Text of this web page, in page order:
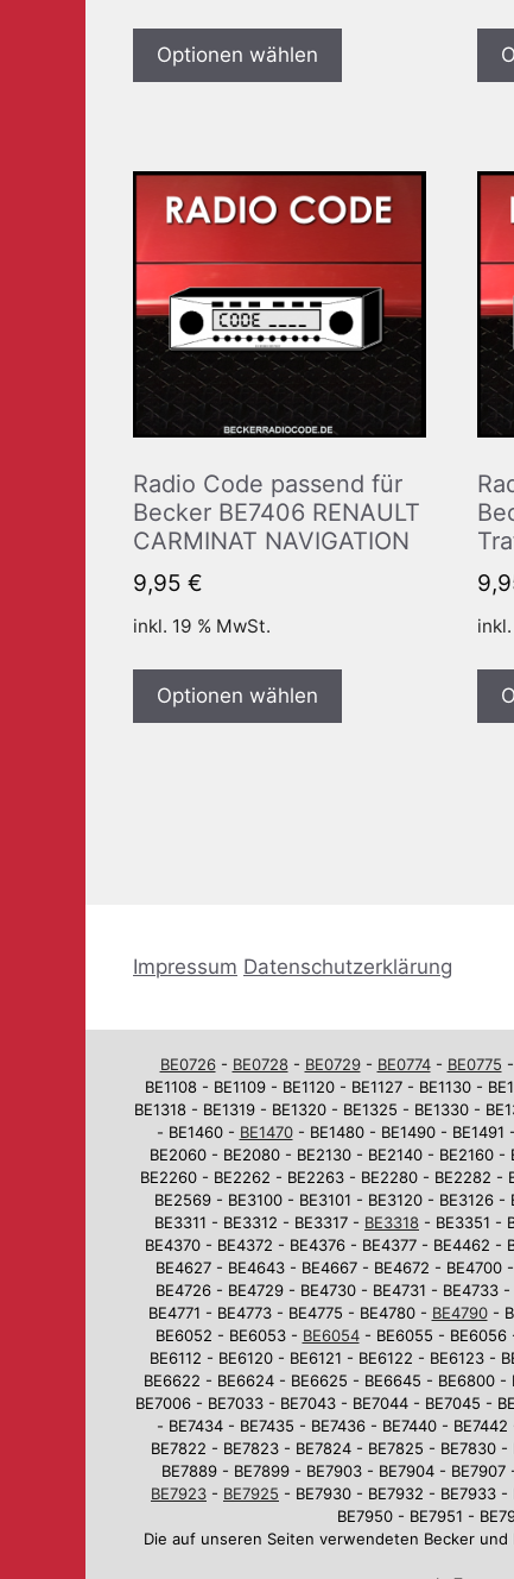
Optionen wählen
Radio Code passend für
Becker BE7406 RENAULT
CARMINAT NAVIGATION
9,95 €
inkl. 19 % MwSt.
Optionen wählen
Impressum Datenschutzerklärung
BE0726- BE0728- BE0729- BE0774- BE0775 -
BE1108 - BE1109 - BE1120 - BE1127 - BE1130 -
BE1318 - BE1319 - BE1320 - BE1325 - BE1330 -
- BE1460 - BE1470- BE1480 - BE1490 - BE1491
BE2060 - BE2080 - BE2130 - BE2140 - BE2160
BE2260 - BE2262 - BE2263 - BE2280 - BE2282
BE2569 - BE3100 - BE3101 - BE3120 - BE3126
BE3311 - BE3312 - BE3317 - BE3318 - BE3351 -
BE4370 - BE4372 - BE4376 - BE4377 - BE4462
BE4627 - BE4643 - BE4667 - BE4672 - BE4700
BE4726 - BE4729 - BE4730 - BE4731 - BE4733
BE4771 - BE4773 - BE4775 - BE4780 - BE4790-
BE6052 - BE6053 - BE6054- BE6055 - BE6056
BE6112 - BE6120 - BE6121 - BE6122 - BE6123
BE6622 - BE6624 - BE6625 - BE6645 - BE6800
BE7006 - BE7033 - BE7043 - BE7044 - BE7045 -
- BE7434 - BE7435 - BE7436 - BE7440 -
BE7822 - BE7823 - BE7824 - BE7825 - BE7830
BE7889 - BE7899 - BE7903 - BE7904 - BE7907
BE7923 - BE7925 - BE7930 - BE7932 - BE7933
BE7950 - BE7951 -
Die auf unseren Seiten verwendeten Becker